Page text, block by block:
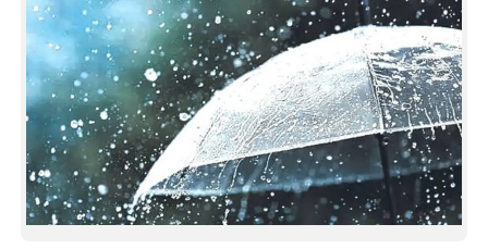
LIFESTYLE
SPIRITUAL
INFO+
ART